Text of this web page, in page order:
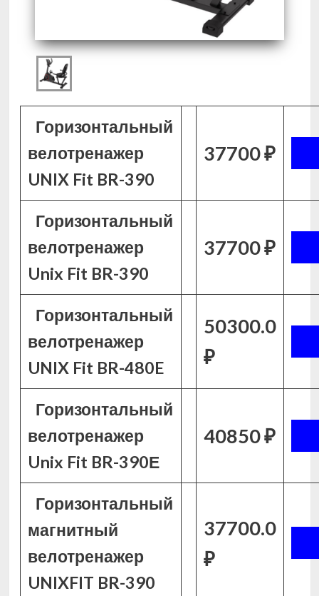
Горизонтальный
велотренажер
UNIX Fit BR-390
37700 ₽
Горизонтальный
велотренажер
Unix Fit BR-390
37700 ₽
Горизонтальный
велотренажер
UNIX Fit BR-480E
50300.0
₽
Горизонтальный
велотренажер
Unix Fit BR-390Е
40850 ₽
Горизонтальный
магнитный
велотренажер
UNIXFIT BR-390
37700.0
₽